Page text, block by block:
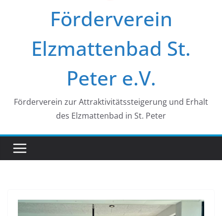
Förderverein
Elzmattenbad St.
Peter e.V.
Förderverein zur Attraktivitätssteigerung und Erhalt
des Elzmattenbad in St. Peter